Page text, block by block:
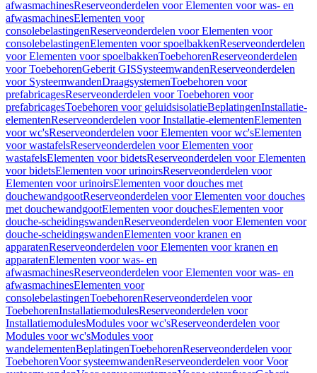
afwasmachinesReserveonderdelen voor Elementen voor was- en
afwasmachinesElementen voor
consolebelastingenReserveonderdelen voor Elementen voor
consolebelastingenElementen voor spoelbakkenReserveonderdelen
voor Elementen voor spoelbakkenToebehorenReserveonderdelen
voor ToebehorenGeberit GISSysteemwandenReserveonderdelen
voor SysteemwandenDraagsystemenToebehoren voor
prefabricagesReserveonderdelen voor Toebehoren voor
prefabricagesToebehoren voor geluidsisolatieBeplatingenInstallatie-
elementenReserveonderdelen voor Installatie-elementenElementen
voor wc'sReserveonderdelen voor Elementen voor wc'sElementen
voor wastafelsReserveonderdelen voor Elementen voor
wastafelsElementen voor bidetsReserveonderdelen voor Elementen
voor bidetsElementen voor urinoirsReserveonderdelen voor
Elementen voor urinoirsElementen voor douches met
douchewandgootReserveonderdelen voor Elementen voor douches
met douchewandgootElementen voor douchesElementen voor
douche-scheidingswandenReserveonderdelen voor Elementen voor
douche-scheidingswandenElementen voor kranen en
apparatenReserveonderdelen voor Elementen voor kranen en
apparatenElementen voor was- en
afwasmachinesReserveonderdelen voor Elementen voor was- en
afwasmachinesElementen voor
consolebelastingenToebehorenReserveonderdelen voor
ToebehorenInstallatiemodulesReserveonderdelen voor
InstallatiemodulesModules voor wc'sReserveonderdelen voor
Modules voor wc'sModules voor
wandelementenBeplatingenToebehorenReserveonderdelen voor
ToebehorenVoor systeemwandenReserveonderdelen voor Voor